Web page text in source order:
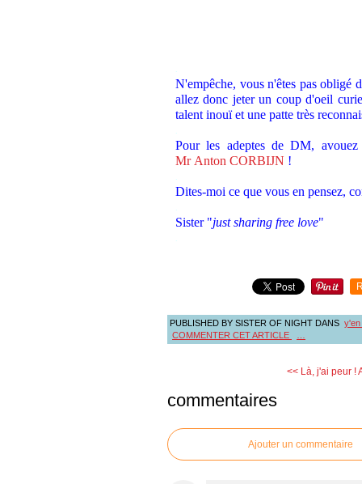
N'empêche, vous n'êtes pas obligé
allez donc jeter un coup d'oeil
talent inouï et une patte très
Pour les adeptes de DM,
Mr Anton CORBIJN !
Dites-moi ce que vous en pensez,
Sister "just sharing free love"
PUBLISHED BY SISTER OF NIGHT DANS y'en
COMMENTER CET ARTICLE
<< Là, j'ai peur !
commentaires
Ajouter un commentaire